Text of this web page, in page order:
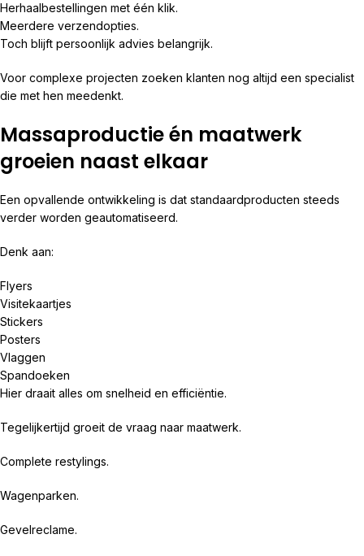
Herhaalbestellingen met één klik.
Meerdere verzendopties.
Toch blijft persoonlijk advies belangrijk.
Voor complexe projecten zoeken klanten nog altijd een specialist
die met hen meedenkt.
Massaproductie én maatwerk
groeien naast elkaar
Een opvallende ontwikkeling is dat standaardproducten steeds
verder worden geautomatiseerd.
Denk aan:
Flyers
Visitekaartjes
Stickers
Posters
Vlaggen
Spandoeken
Hier draait alles om snelheid en efficiëntie.
Tegelijkertijd groeit de vraag naar maatwerk.
Complete restylings.
Wagenparken.
Gevelreclame.